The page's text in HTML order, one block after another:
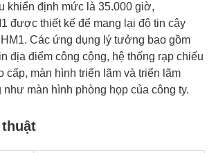
khiển định mức là 35.000 giờ,
được thiết kế để mang lại độ tin cậy
Các ứng dụng lý tưởng bao gồm
địa điểm công cộng, hệ thống rạp chiếu
cấp, màn hình triển lãm và triển lãm
màn hình phòng họp của công ty.